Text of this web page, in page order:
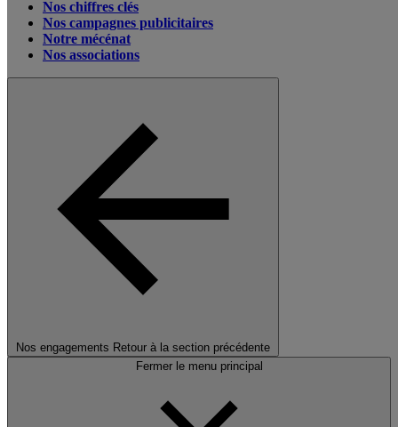
Nos chiffres clés
Nos campagnes publicitaires
Notre mécénat
Nos associations
Nos engagements Retour à la section précédente
Fermer le menu principal